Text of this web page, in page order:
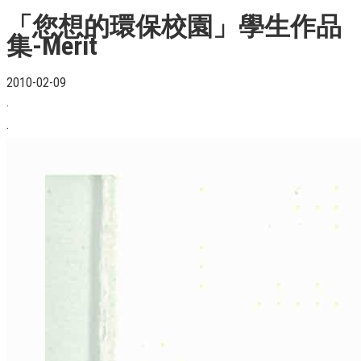
「您想的環保校園」學生作品
集-Merit
2010-02-09
.
.